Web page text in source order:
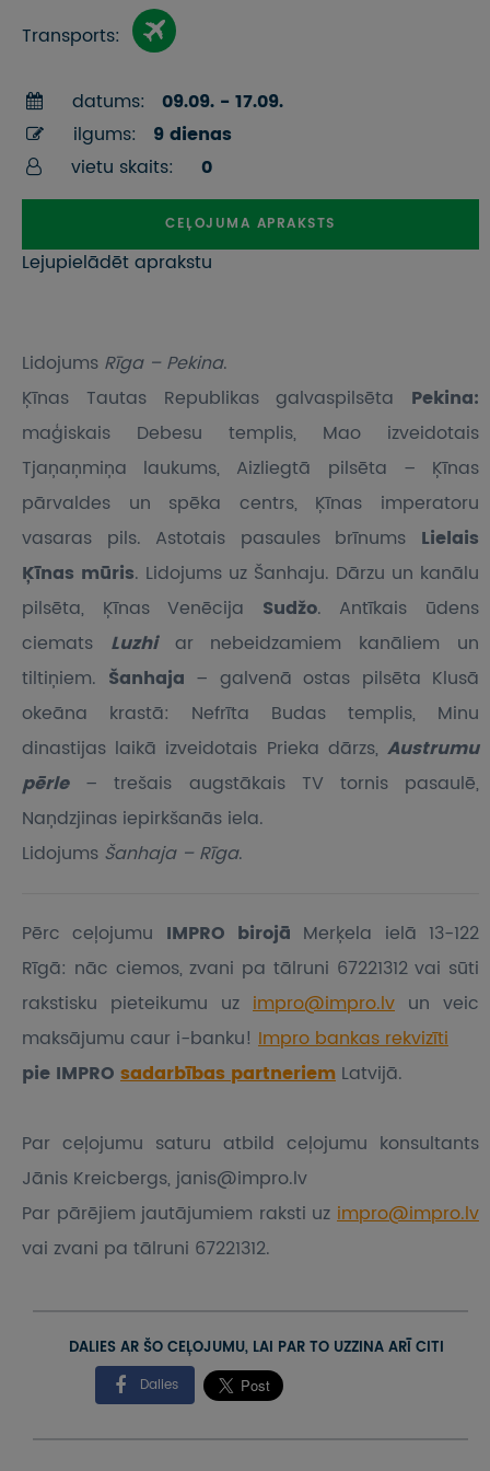
Transports:
datums:
09.09. - 17.09.
ilgums:
9 dienas
vietu skaits:
0
CEĻOJUMA APRAKSTS
Lejupielādēt aprakstu
Lidojums Rīga – Pekina.
Ķīnas Tautas Republikas galvaspilsēta Pekina:
maģiskais Debesu templis, Mao izveidotais
Tjaņaņmiņa laukums, Aizliegtā pilsēta – Ķīnas
pārvaldes un spēka centrs, Ķīnas imperatoru
vasaras pils. Astotais pasaules brīnums Lielais
Ķīnas mūris. Lidojums uz Šanhaju. Dārzu un kanālu
pilsēta, Ķīnas Venēcija Sudžo. Antīkais ūdens
ciemats Luzhi ar nebeidzamiem kanāliem un
tiltiņiem. Šanhaja – galvenā ostas pilsēta Klusā
okeāna krastā: Nefrīta Budas templis, Minu
dinastijas laikā izveidotais Prieka dārzs, Austrumu
pērle– trešais augstākais TV tornis pasaulē,
Naņdzjinas iepirkšanās iela.
Lidojums Šanhaja – Rīga.
Pērc ceļojumu IMPRO birojā Merķela ielā 13-122
Rīgā: nāc ciemos, zvani pa tālruni 67221312 vai sūti
rakstisku pieteikumu uz impro@impro.lv un veic
maksājumu caur i-banku! Impro bankas rekvizīti
pie IMPRO sadarbības partneriem Latvijā.
Par ceļojumu saturu atbild ceļojumu konsultants
Jānis Kreicbergs, janis@impro.lv
Par pārējiem jautājumiem raksti uz impro@impro.lv
vai zvani pa tālruni 67221312.
DALIES AR ŠO CEĻOJUMU, LAI PAR TO UZZINA ARĪ CITI
Dalies